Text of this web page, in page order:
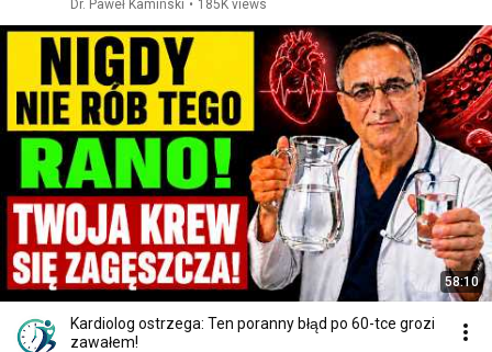
Dr. Paweł Kamiński • 185K views
58:10
Kardiolog ostrzega: Ten poranny błąd po 60-tce grozi
zawałem!